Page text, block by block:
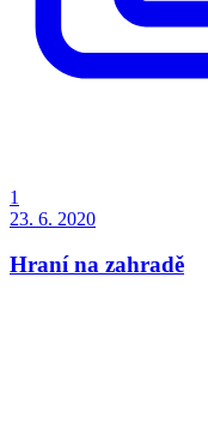
1
23. 6. 2020
Hraní na zahradě